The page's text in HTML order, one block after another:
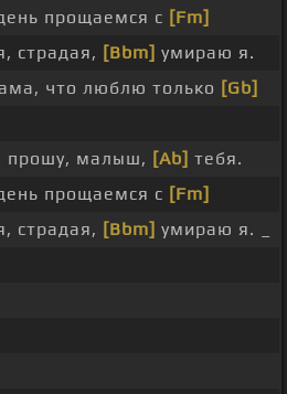
прощаемся с [Fm]
страдая, [Bbm] умираю я.
что люблю только [Gb]
прошу, малыш, [Ab] тебя.
прощаемся с [Fm]
страдая, [Bbm] умираю я. _